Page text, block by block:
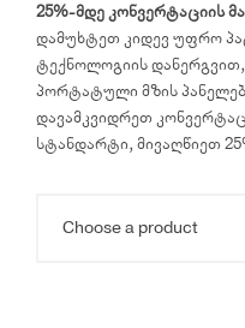
25%-მდე კონვერტაციის
დამუხტეთ კიდევ უფრო
ტექნოლოგიის
პორტატული მზის
დავამკვიდრეთ
სტანდარტი, მივაღწიეთ